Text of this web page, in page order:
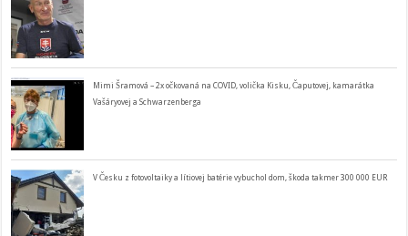
Mimi Šramová – 2x očkovaná na COVID, volička Kisku, Čaputovej, kamarátka
Vašáryovej a Schwarzenberga
V Česku z fotovoltaiky a lítiovej batérie vybuchol dom, škoda takmer 300 000 EUR